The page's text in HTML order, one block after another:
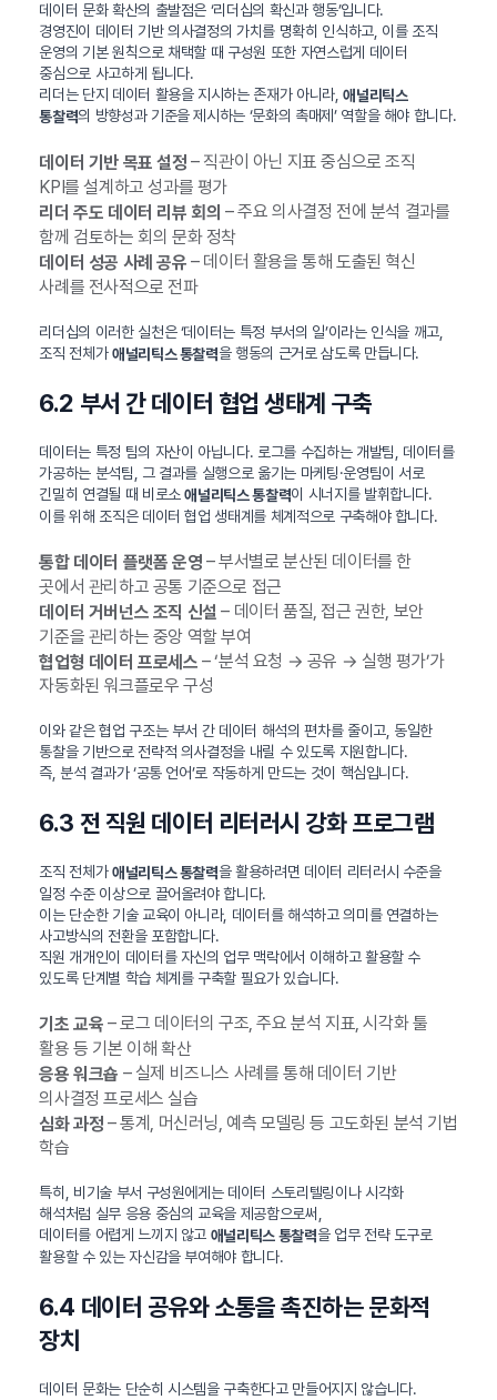
데이터 문화 확산의 출발점은 ‘리더십의 확신과 행동’입니다.
경영진이 데이터 기반 의사결정의 가치를 명확히 인식하고, 이를 조직
운영의 기본 원칙으로 채택할 때 구성원 또한 자연스럽게 데이터
중심으로 사고하게 됩니다.
리더는 단지 데이터 활용을 지시하는 존재가 아니라,애널리틱스
통찰력의 방향성과 기준을 제시하는 ‘문화의 촉매제’ 역할을 해야 합니다.
데이터 기반 목표 설정 – 직관이 아닌 지표 중심으로 조직
KPI를 설계하고 성과를 평가
리더 주도 데이터 리뷰 회의 – 주요 의사결정 전에 분석 결과를
함께 검토하는 회의 문화 정착
데이터 성공 사례 공유 – 데이터 활용을 통해 도출된 혁신
사례를 전사적으로 전파
리더십의 이러한 실천은 ‘데이터는 특정 부서의 일’이라는 인식을 깨고,
조직 전체가애널리틱스 통찰력을 행동의 근거로 삼도록 만듭니다.
6.2 부서 간 데이터 협업 생태계 구축
데이터는 특정 팀의 자산이 아닙니다. 로그를 수집하는 개발팀, 데이터를
가공하는 분석팀, 그 결과를 실행으로 옮기는 마케팅·운영팀이 서로
긴밀히 연결될 때 비로소애널리틱스 통찰력이 시너지를 발휘합니다.
이를 위해 조직은 데이터 협업 생태계를 체계적으로 구축해야 합니다.
통합 데이터 플랫폼 운영 – 부서별로 분산된 데이터를 한
곳에서 관리하고 공통 기준으로 접근
데이터 거버넌스 조직 신설 – 데이터 품질, 접근 권한, 보안
기준을 관리하는 중앙 역할 부여
협업형 데이터 프로세스 – ‘분석 요청 → 공유 → 실행 평가’가
자동화된 워크플로우 구성
이와 같은 협업 구조는 부서 간 데이터 해석의 편차를 줄이고, 동일한
통찰을 기반으로 전략적 의사결정을 내릴 수 있도록 지원합니다.
즉, 분석 결과가 ‘공통 언어’로 작동하게 만드는 것이 핵심입니다.
6.3 전 직원 데이터 리터러시 강화 프로그램
조직 전체가애널리틱스 통찰력을 활용하려면 데이터 리터러시 수준을
일정 수준 이상으로 끌어올려야 합니다.
이는 단순한 기술 교육이 아니라, 데이터를 해석하고 의미를 연결하는
사고방식의 전환을 포함합니다.
직원 개개인이 데이터를 자신의 업무 맥락에서 이해하고 활용할 수
있도록 단계별 학습 체계를 구축할 필요가 있습니다.
기초 교육 – 로그 데이터의 구조, 주요 분석 지표, 시각화 툴
활용 등 기본 이해 확산
응용 워크숍 – 실제 비즈니스 사례를 통해 데이터 기반
의사결정 프로세스 실습
심화 과정 – 통계, 머신러닝, 예측 모델링 등 고도화된 분석 기법
학습
특히, 비기술 부서 구성원에게는 데이터 스토리텔링이나 시각화
해석처럼 실무 응용 중심의 교육을 제공함으로써,
데이터를 어렵게 느끼지 않고 애널리틱스 통찰력을 업무 전략 도구로
활용할 수 있는 자신감을 부여해야 합니다.
6.4 데이터 공유와 소통을 촉진하는 문화적
장치
데이터 문화는 단순히 시스템을 구축한다고 만들어지지 않습니다.